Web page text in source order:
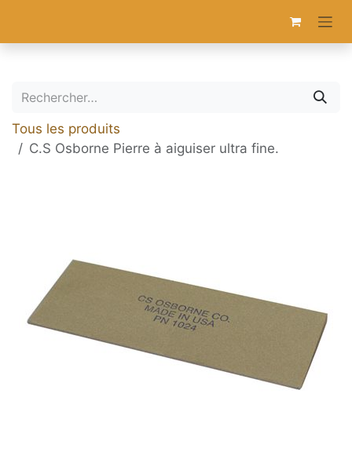
Tous les produits
C.S Osborne Pierre à aiguiser ultra fine.